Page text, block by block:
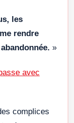
les
rendre
»
avec
complices